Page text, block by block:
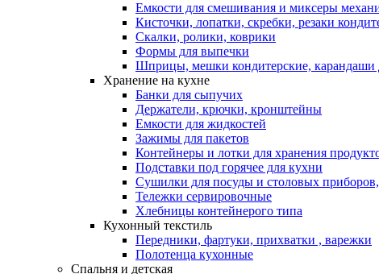
Емкости для смешивания и миксеры
Кисточки, лопатки, скребки, резаки
Скалки, ролики, коврики
Формы для выпечки
Шприцы, мешки кондитерские, карандаши
Хранение на кухне
Банки для сыпучих
Держатели, крючки, кронштейны
Емкости для жидкостей
Зажимы для пакетов
Контейнеры и лотки для хранения
Подставки под горячее для кухни
Сушилки для посуды и столовых
Тележки сервировочные
Хлебницы контейнерого типа
Кухонный текстиль
Передники, фартуки, прихватки , варежки
Полотенца кухонные
Спальня и детская